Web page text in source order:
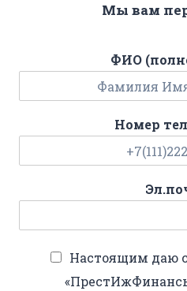
Мы вам
ФИО
Номер
Настоящим даю